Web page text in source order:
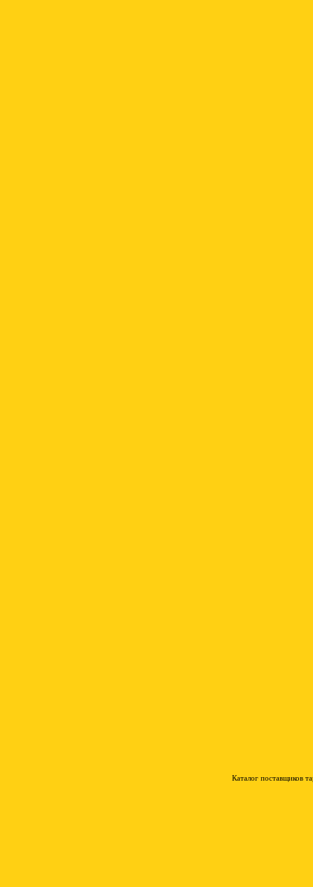
Каталог поставщиков